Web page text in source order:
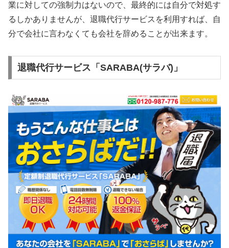
業に対しての強制力はないので、最終的には自分で対処す
るしかありませんが、退職代行サービスを利用すれば、自
分で会社に言わなくても会社を辞めることが出来ます。
退職代行サービス「SARABA(サラバ)」